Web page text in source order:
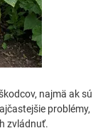
najmä ak sú
problémy,
zvládnuť.